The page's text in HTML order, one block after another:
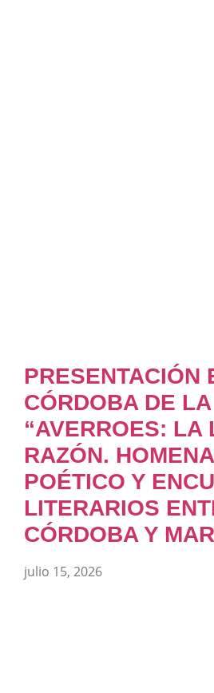
PRESENTACIÓN
CÓRDOBA DE
“AVERROES: LA
RAZÓN.
POÉTICO Y
LITERARIOS
CÓRDOBA Y
julio 15, 2026